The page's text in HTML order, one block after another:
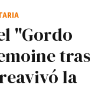
"Gordo
tras
la